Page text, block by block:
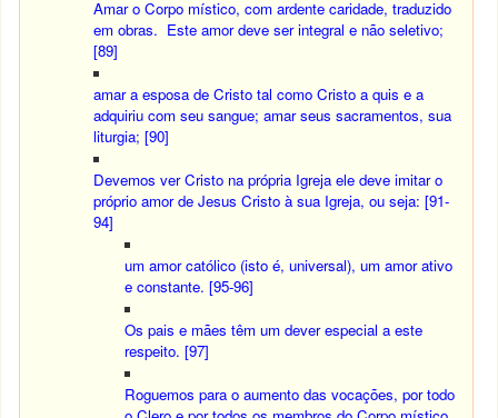
Amar o Corpo místico, com ardente caridade, traduzido
em obras. Este amor deve ser integral e não seletivo;
[89]
amar a esposa de Cristo tal como Cristo a quis e a
adquiriu com seu sangue; amar seus sacramentos, sua
liturgia; [90]
Devemos ver Cristo na própria Igreja ele deve imitar o
próprio amor de Jesus Cristo à sua Igreja, ou seja: [91-
94]
um amor católico (isto é, universal), um amor ativo
e constante. [95-96]
Os pais e mães têm um dever especial a este
respeito. [97]
Roguemos para o aumento das vocações, por todo